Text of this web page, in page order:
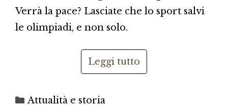
Verrà la pace? Lasciate che lo sport salvi
le olimpiadi, e non solo.
Leggi tutto
Categorie
Attualità e storia